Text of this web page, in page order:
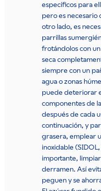
específicos para
pero es necesario
otro lado, es
parrillas
frotándolos con
seca
siempre con un
agua o zonas
puede deteriorar
componentes de
después de cada
continuación, y
grasera, emplear
inoxidable
importante,
derramen. Así
peguen y se